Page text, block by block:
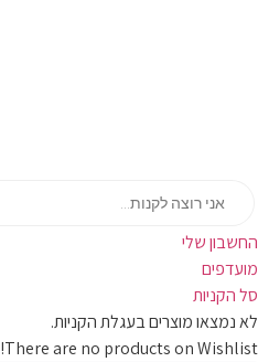
שלי‬
מוצרים בעגלת הקניות.
There are no products on